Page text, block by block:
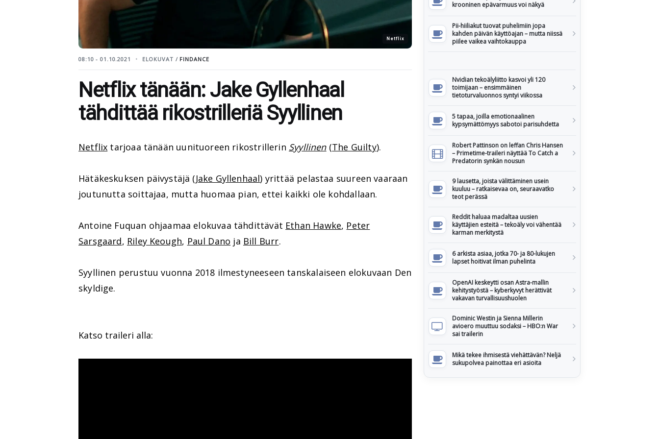
Netflix
08:10 - 01.10.2021 ELOKUVAT / FINDANCE
Netflix tänään: Jake Gyllenhaal
tähdittää rikostrilleriä Syyllinen
Netflix tarjoaa tänään uunituoreen rikostrillerin Syyllinen(The Guilty).
Hätäkeskuksen päivystäjä (Jake Gyllenhaal) yrittää pelastaa suureen vaaraan
joutunutta soittajaa, mutta huomaa pian, ettei kaikki ole kohdallaan.
Antoine Fuquan ohjaamaa elokuvaa tähdittävät Ethan Hawke, Peter
Sarsgaard, Riley Keough, Paul Dano ja Bill Burr.
Syyllinen perustuu vuonna 2018 ilmestyneeseen tanskalaiseen elokuvaan Den
skyldige.
Katso traileri alla:
krooninen epävarmuus voi näkyä
Pii-hiiliakut tuovat puhelimiin jopa
kahden päivän käyttöajan – mutta niissä
piilee vaikea vaihtokauppa
Nvidian tekoälyliitto kasvoi yli 120
toimijaan – ensimmäinen
tietoturvaluonnos syntyi viikossa
5 tapaa, joilla emotionaalinen
kypsymättömyys sabotoi parisuhdetta
Robert Pattinson on leffan Chris Hansen
– Primetime-traileri näyttää To Catch a
Predatorin synkän nousun
9 lausetta, joista välittäminen usein
kuuluu – ratkaisevaa on, seuraavatko
teot perässä
Reddit haluaa madaltaa uusien
käyttäjien esteitä – tekoäly voi vähentää
karman merkitystä
6 arkista asiaa, jotka 70- ja 80-lukujen
lapset hoitivat ilman puhelinta
OpenAI keskeytti osan Astra-mallin
kehitystyöstä – kyberkyvyt herättivät
vakavan turvallisuushuolen
Dominic Westin ja Sienna Millerin
avioero muuttuu sodaksi – HBO:n War
sai trailerin
Mikä tekee ihmisestä viehättävän? Neljä
sukupolvea painottaa eri asioita